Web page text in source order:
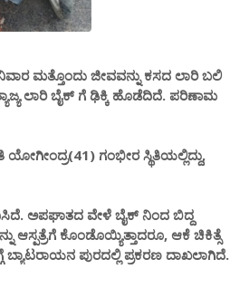
ಮತ್ತೊಂದು ಜೀವವನ್ನು ಕಸದ ಲಾರಿ ಬಲಿ
ಲಾರಿ ಬೈಕ್ ಗೆ ಢಿಕ್ಕಿ ಹೊಡೆದಿದೆ. ಪರಿಣಾಮ
ಗಂಭೀರ ಸ್ಥಿತಿಯಲ್ಲಿದ್ದು,
ಅಪಘಾತದ ವೇಳೆ ಬೈಕ್ ನಿಂದ ಬಿದ್ದ
ಕೊಂಡೊಯ್ಯಿತ್ತಾದರೂ, ಆಕೆ ಚಿಕಿತ್ಸೆ
ಬ್ಯಾಟರಾಯನ ಪುರದಲ್ಲಿ ಪ್ರಕರಣ ದಾಖಲಾಗಿದೆ.